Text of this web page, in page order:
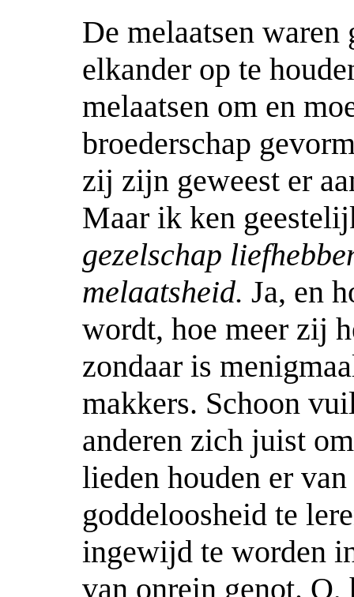
De melaatsen
elkander op te
melaatsen om en
broederschap
zij zijn geweest er
Maar ik ken
gezelschap
melaatsheid.Ja, en
wordt, hoe meer zij
zondaar is
makkers. Schoon
anderen zich juist
lieden houden er
goddeloosheid te
ingewijd te worden
van onrein genot.